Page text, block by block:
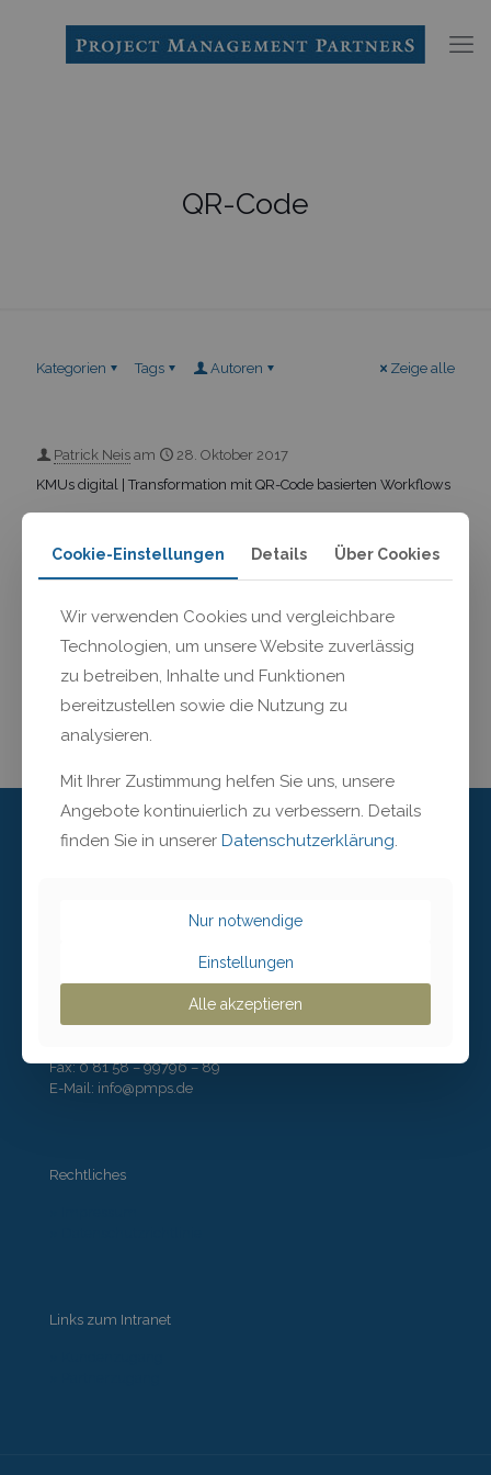
QR-Code
Kategorien Tags Autoren Zeige alle
Patrick Neis am
28. Oktober 2017
KMUs digital | Transformation mit QR-Code basierten Workflows
Workflows zu digitalisieren und Unternehmen effizienter zu
machen. Dass dabei nicht die ganz großen Unternehmen im
Mittelpunkt stehen, sondern sich gerade in kleinen und
digitalisieren lassen, haben wir vom 25.10 – 26.10 auf der
push|con 2017 vorstellen dürfen. Frei nach dem Motto[…]
82347 Bernried am Starnberger See
Fax: 0 81 58 – 99796 – 89
E-Mail: info@pmps.de
Rechtliches
Links zum Intranet
Cookie-Einstellungen Details Über Cookies
Wir verwenden Cookies und vergleichbare
Technologien, um unsere Website zuverlässig
zu betreiben, Inhalte und Funktionen
bereitzustellen sowie die Nutzung zu
analysieren.
Mit Ihrer Zustimmung helfen Sie uns, unsere
Angebote kontinuierlich zu verbessern. Details
finden Sie in unserer Datenschutzerklärung
Nur notwendige
Einstellungen
Alle akzeptieren